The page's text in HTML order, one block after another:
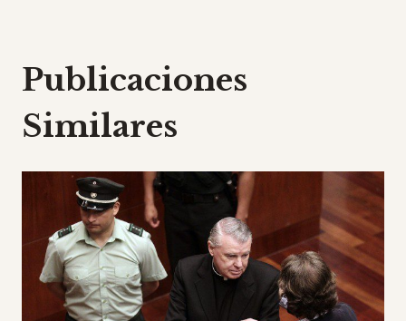
Publicaciones
Similares